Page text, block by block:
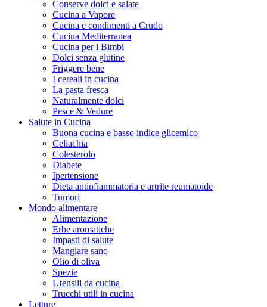
Conserve dolci e salate
Cucina a Vapore
Cucina e condimenti a Crudo
Cucina Mediterranea
Cucina per i Bimbi
Dolci senza glutine
Friggere bene
I cereali in cucina
La pasta fresca
Naturalmente dolci
Pesce & Vedure
Salute in Cucina
Buona cucina e basso indice glicemico
Celiachia
Colesterolo
Diabete
Ipertensione
Dieta antinfiammatoria e artrite reumatoide
Tumori
Mondo alimentare
Alimentazione
Erbe aromatiche
Impasti di salute
Mangiare sano
Olio di oliva
Spezie
Utensili da cucina
Trucchi utili in cucina
Letture